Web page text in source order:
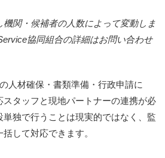
関・候補者の人数によって変動しま
協同組合の詳細はお問い合わせ
人材確保・書類準備・行政申請に
スタッフと現地パートナーの連携が必
独で行うことは現実的ではなく、監
して対応できます。